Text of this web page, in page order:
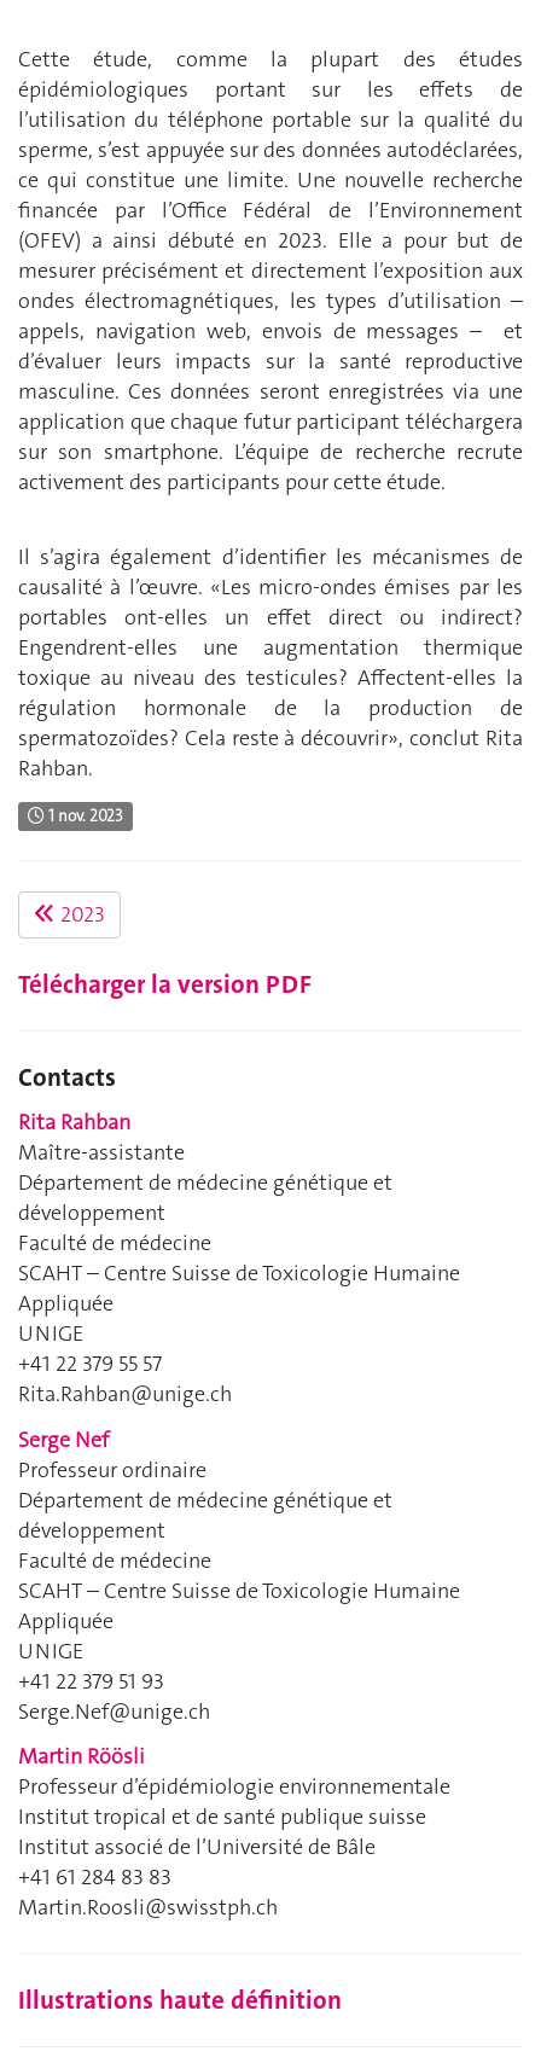
Cette étude, comme la plupart des études
épidémiologiques portant sur les effets de
l’utilisation du téléphone portable sur la qualité du
sperme, s’est appuyée sur des données autodéclarées,
ce qui constitue une limite. Une nouvelle recherche
financée par l’Office Fédéral de l’Environnement
(OFEV) a ainsi débuté en 2023. Elle a pour but de
mesurer précisément et directement l’exposition aux
ondes électromagnétiques, les types d’utilisation –
appels, navigation web, envois de messages – et
d’évaluer leurs impacts sur la santé reproductive
masculine. Ces données seront enregistrées via une
application que chaque futur participant téléchargera
sur son smartphone. L’équipe de recherche recrute
activement des participants pour cette étude.
Il s’agira également d’identifier les mécanismes de
causalité à l’œuvre. «Les micro-ondes émises par les
portables ont-elles un effet direct ou indirect?
Engendrent-elles une augmentation thermique
toxique au niveau des testicules? Affectent-elles la
régulation hormonale de la production de
spermatozoïdes? Cela reste à découvrir», conclut Rita
Rahban.
1 nov. 2023
2023
Télécharger la version PDF
Contacts
Rita Rahban
Maître-assistante
Département de médecine génétique et
développement
Faculté de médecine
SCAHT – Centre Suisse de Toxicologie Humaine
Appliquée
UNIGE
+41 22 379 55 57
Rita.Rahban@unige.ch
Serge Nef
Professeur ordinaire
Département de médecine génétique et
développement
Faculté de médecine
SCAHT – Centre Suisse de Toxicologie Humaine
Appliquée
UNIGE
+41 22 379 51 93
Serge.Nef@unige.ch
Martin Röösli
Professeur d’épidémiologie environnementale
Institut tropical et de santé publique suisse
Institut associé de l’Université de Bâle
+41 61 284 83 83
Martin.Roosli@swisstph.ch
Illustrations haute définition